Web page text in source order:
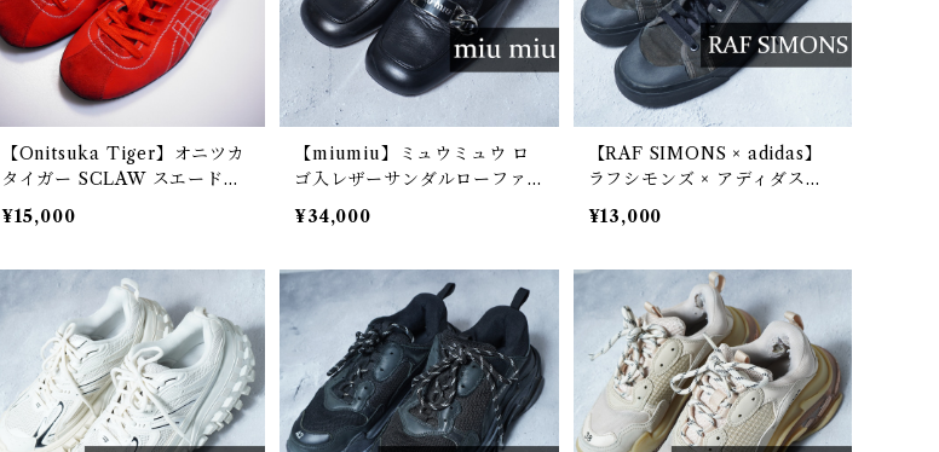
【Onitsuka Tiger】オニツカ
タイガー SCLAW スエード切
替 ローカットスニーカー 27c
m red
¥15,000
【miumiu】ミュウミュウ ロ
ゴ入レザーサンダルローファ
ー black
¥34,000
【RAF SIMONS × adidas】
ラフシモンズ × アディダス
キャンバス・レザースニーカ
ー black
¥13,000